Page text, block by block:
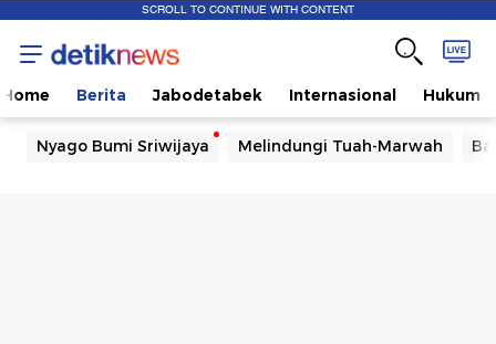
SCROLL TO CONTINUE WITH CONTENT
Home Berita Jabodetabek Internasional Hukum
Nyago Bumi Sriwijaya Melindungi Tuah-Marwah